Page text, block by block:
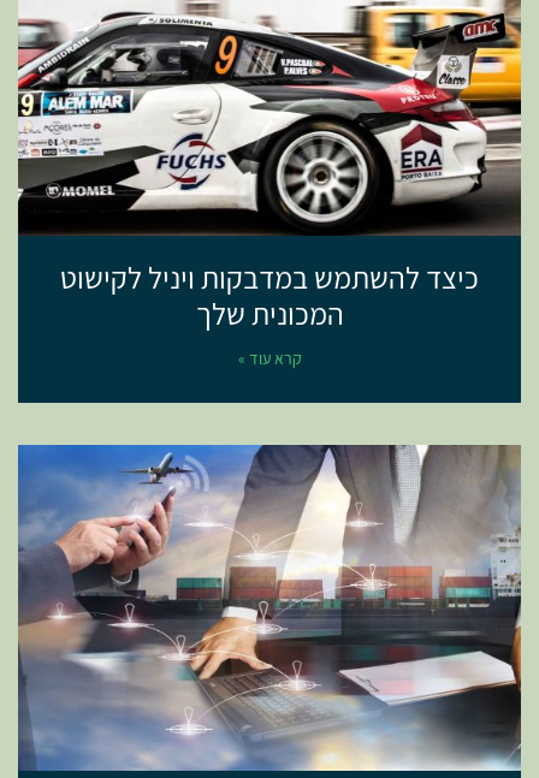
כיצד להשתמש במדבקות ויניל לקישוט
המכונית שלך
קרא עוד »